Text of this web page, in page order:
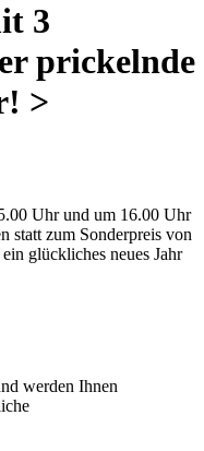
3
prickelnde
>
Uhr und um 16.00 Uhr
statt zum Sonderpreis von
glückliches neues Jahr
werden Ihnen